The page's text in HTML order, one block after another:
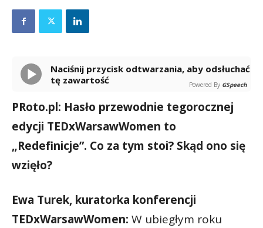
Naciśnij przycisk odtwarzania, aby odsłuchać
tę zawartość
Powered By GSpeech
PRoto.pl: Hasło przewodnie tegorocznej
edycji TEDxWarsawWomen to
„Redefinicje”. Co za tym stoi? Skąd ono się
wzięło?
Ewa Turek, kuratorka konferencji
TEDxWarsawWomen: W ubiegłym roku